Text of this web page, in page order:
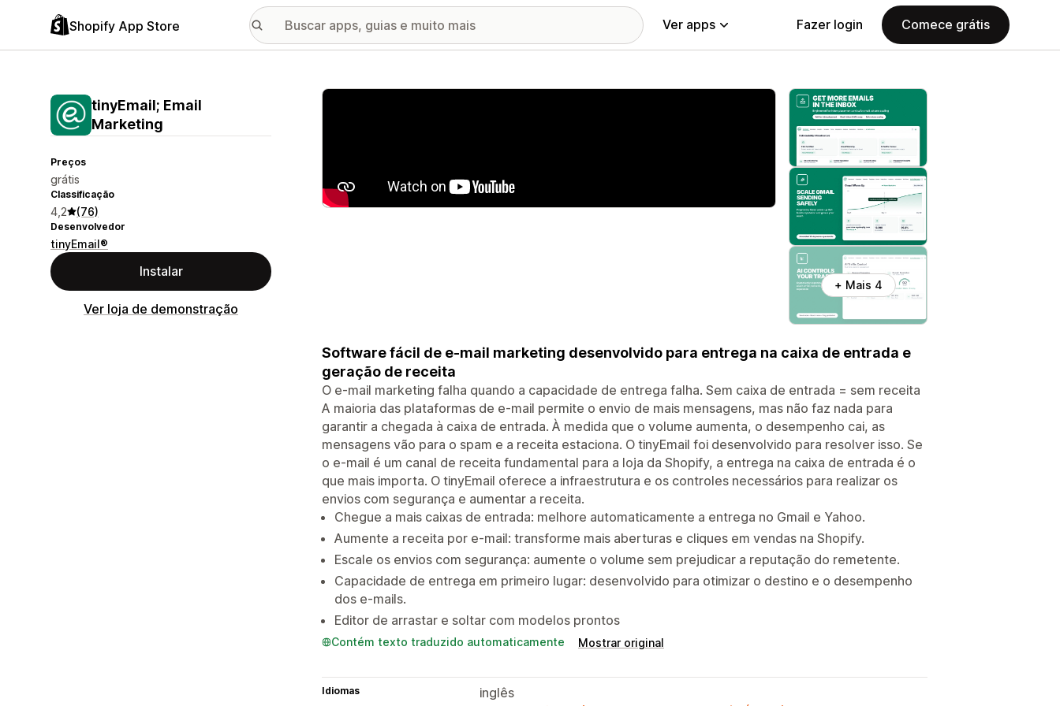
Shopify App Store Ver apps Fazer login Comece grátis
tinyEmail; Email
Marketing
Preços
grátis
Classificação
4,2 (76)
Desenvolvedor
tinyEmail®
Instalar
Ver loja de demonstração
Galeria de imagens em destaque
+ Mais 4
Software fácil de e-mail marketing desenvolvido para entrega na caixa de entrada e
geração de receita
O e-mail marketing falha quando a capacidade de entrega falha. Sem caixa de entrada = sem receita
A maioria das plataformas de e-mail permite o envio de mais mensagens, mas não faz nada para
garantir a chegada à caixa de entrada. À medida que o volume aumenta, o desempenho cai, as
mensagens vão para o spam e a receita estaciona. O tinyEmail foi desenvolvido para resolver isso. Se
o e-mail é um canal de receita fundamental para a loja da Shopify, a entrega na caixa de entrada é o
que mais importa. O tinyEmail oferece a infraestrutura e os controles necessários para realizar os
envios com segurança e aumentar a receita.
Chegue a mais caixas de entrada: melhore automaticamente a entrega no Gmail e Yahoo.
Aumente a receita por e-mail: transforme mais aberturas e cliques em vendas na Shopify.
Escale os envios com segurança: aumente o volume sem prejudicar a reputação do remetente.
Capacidade de entrega em primeiro lugar: desenvolvido para otimizar o destino e o desempenho
dos e-mails.
Editor de arrastar e soltar com modelos prontos
Contém texto traduzido automaticamente Mostrar original
Idiomas
inglês